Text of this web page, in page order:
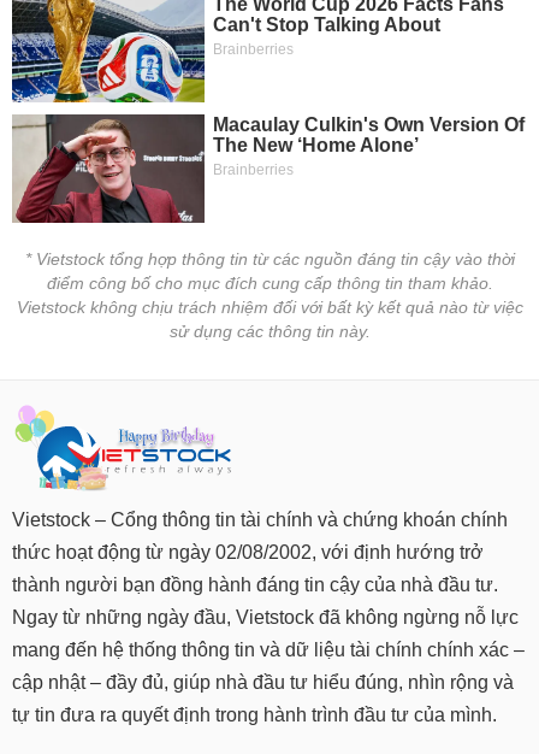
Trạng
thái
cổ
phiếu
Quy
mô
thị
Niêm
yết
Niêm
yết
bổ
Hủy
yết
Theo
dõi
đặc
biệt
* Vietstock tổng hợp thông tin từ các nguồn đáng tin cậy vào thời
điểm công bố cho mục đích cung cấp thông tin tham khảo.
Vietstock không chịu trách nhiệm đối với bất kỳ kết quả nào từ việc
sử dụng các thông tin này.
Vietstock – Cổng thông tin tài chính và chứng khoán chính
thức hoạt động từ ngày 02/08/2002, với định hướng trở
thành người bạn đồng hành đáng tin cậy của nhà đầu tư.
Ngay từ những ngày đầu, Vietstock đã không ngừng nỗ lực
mang đến hệ thống thông tin và dữ liệu tài chính chính xác –
cập nhật – đầy đủ, giúp nhà đầu tư hiểu đúng, nhìn rộng và
tự tin đưa ra quyết định trong hành trình đầu tư của mình.
NGÀNH
DOANH
NGHIỆP
CỔ
PHÁI
SINH
TRÁI
PHIẾU
CÔNG
CỤ
ĐẦU